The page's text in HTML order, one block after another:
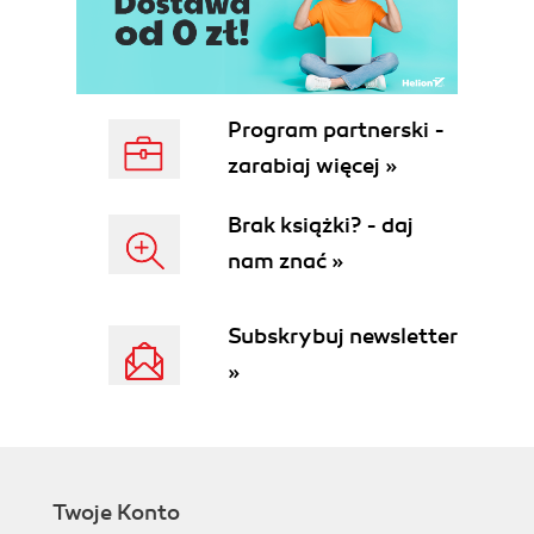
Layers (57)
Podstawowe operacje na warstwach (57)
Tryb mieszania warstw (65)
Blokowanie parametrów warstwy (65)
Zestawy warstw (66)
Łączenie warstw (66)
Efekty warstw (70)
Maski warstw (72)
Channels (73)
Paths (75)
Program partnerski -
zarabiaj więcej »
Brak książki? - daj
nam znać »
Subskrybuj newsletter
»
Twoje Konto